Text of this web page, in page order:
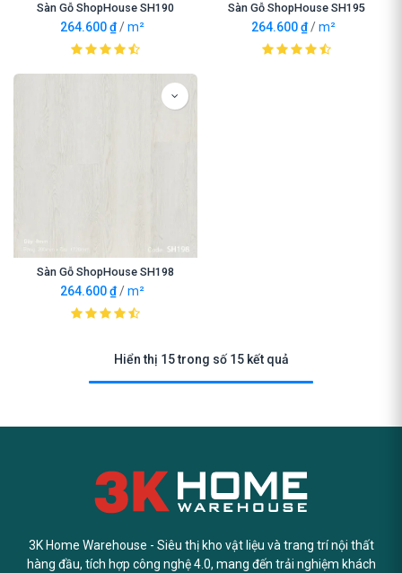
Sàn Gỗ ShopHouse SH190
264.600₫ /m²
Sàn Gỗ ShopHouse SH195
264.600₫ /m²
Sàn Gỗ ShopHouse SH198
264.600₫ /m²
Hiển thị 15 trong số 15 kết quả
3K Home Warehouse - Siêu thị kho vật liệu và trang trí nội thất
hàng đầu, tích hợp công nghệ 4.0, mang đến trải nghiệm khách